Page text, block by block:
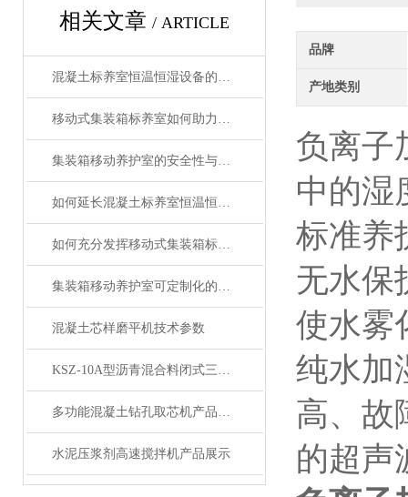
相关文章 / ARTICLE
混凝土标养室恒温恒湿设备的日常维保与精度校准标准化流程
移动式集装箱标养室如何助力建筑工地的高效管理
集装箱移动养护室的安全性与防护设施分析
如何延长混凝土标养室恒温恒湿设备的使用寿命？
如何充分发挥移动式集装箱标养室在临时检测中的作用
集装箱移动养护室可定制化的建筑保养与养护设施
混凝土芯样磨平机技术参数
KSZ-10A型沥青混合料闭式三轴试验仪展示
多功能混凝土钻孔取芯机产品展示
水泥压浆剂高速搅拌机产品展示
品牌
产地类别
负离子
中的湿
标准养
无水保
使水雾
纯水加
高、故
的超声